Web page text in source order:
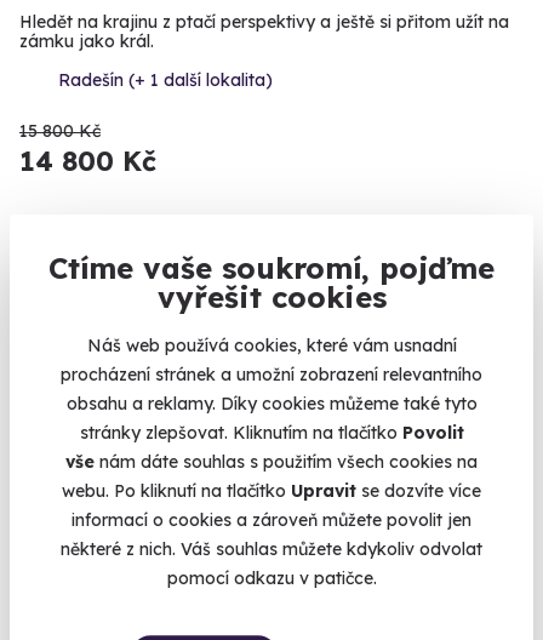
Ctíme vaše soukromí, pojďme
vyřešit cookies
Náš web používá cookies, které vám usnadní
procházení stránek a umožní zobrazení relevantního
obsahu a reklamy. Díky cookies můžeme také tyto
stránky zlepšovat. Kliknutím na tlačítko Povolit
vše nám dáte souhlas s použitím všech cookies na
webu. Po kliknutí na tlačítko Upravit se dozvíte více
informací o cookies a zároveň můžete povolit jen
některé z nich. Váš souhlas můžete kdykoliv odvolat
pomocí odkazu v patičce.
Hledět na krajinu z ptačí perspektivy a ještě si přitom užít na
zámku jako král.
Radešín (+ 1 další lokalita)
15 800 Kč
14 800 Kč
Zobrazit zážitky na mapě
Vypnout telefon, nechat doma notebook a pár dní si užít
relaxaci jakou si zasloužíte. Nechat se obskakovat a hýčkat
po celou dobu pobytu a užít si aktivníodpočinek v naší
krásné krajině. Užít si skvělougurmánskou večeřipěkně v
klidu, bez běžného ruchu a vychutnat si tak čas pro sebe
nebo se svojí drahou polovičkou. A pokud té relaxace na vás
náhodou bude málo, můžete zabrousit i dokategorie
lázeňskýchči wellness pobytů.